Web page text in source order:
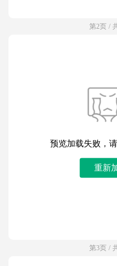
第2页 /
预览加载失败，
重新
第3页 /